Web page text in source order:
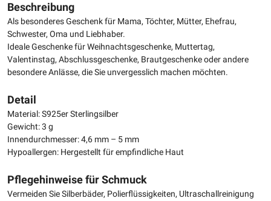
Beschreibung
Als besonderes Geschenk für Mama, Töchter, Mütter, Ehefrau,
Schwester, Oma und Liebhaber.
Ideale Geschenke für Weihnachtsgeschenke, Muttertag,
Valentinstag, Abschlussgeschenke, Brautgeschenke oder andere
besondere Anlässe, die Sie unvergesslich machen möchten.
Detail
Material: S925er Sterlingsilber
Gewicht: 3 g
Innendurchmesser: 4,6 mm – 5 mm
Hypoallergen: Hergestellt für empfindliche Haut
Pflegehinweise für Schmuck
Vermeiden Sie Silberbäder, Polierflüssigkeiten, Ultraschallreinigung